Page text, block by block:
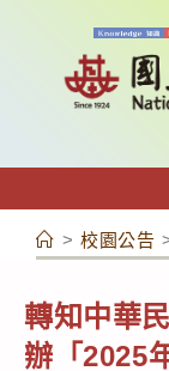
容
> 校園公告
轉知中華
辦「2025